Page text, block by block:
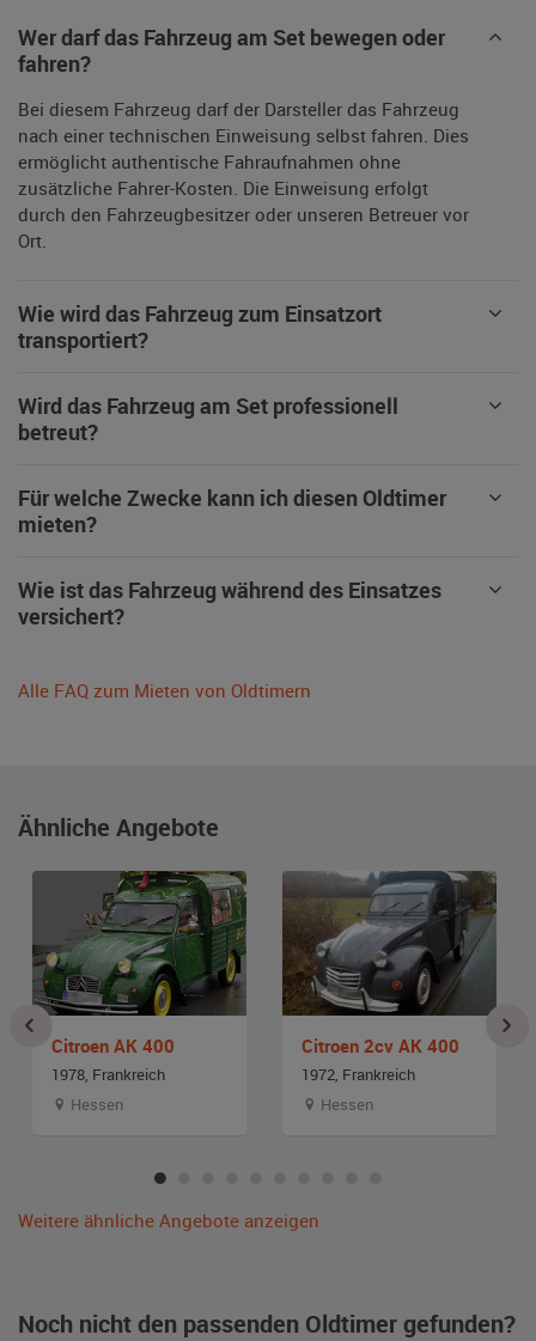
Wer darf das Fahrzeug am Set bewegen oder
fahren?
Bei diesem Fahrzeug darf der Darsteller das Fahrzeug
nach einer technischen Einweisung selbst fahren. Dies
ermöglicht authentische Fahraufnahmen ohne
zusätzliche Fahrer-Kosten. Die Einweisung erfolgt
durch den Fahrzeugbesitzer oder unseren Betreuer vor
Ort.
Wie wird das Fahrzeug zum Einsatzort
transportiert?
Wird das Fahrzeug am Set professionell
betreut?
Für welche Zwecke kann ich diesen Oldtimer
mieten?
Wie ist das Fahrzeug während des Einsatzes
versichert?
Alle FAQ zum Mieten von Oldtimern
Ähnliche Angebote
Citroen AK 400
1978, Frankreich
Hessen
Citroen 2cv AK 400
1972, Frankreich
Hessen
Weitere ähnliche Angebote anzeigen
Noch nicht den passenden Oldtimer gefunden?